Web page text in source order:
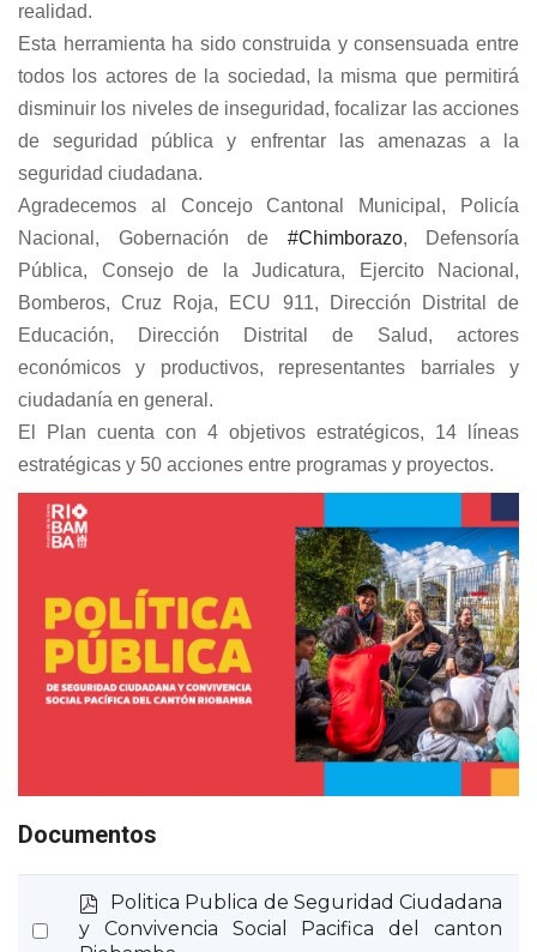
realidad.
Esta herramienta ha sido construida y consensuada entre
todos los actores de la sociedad, la misma que permitirá
disminuir los niveles de inseguridad, focalizar las acciones
de seguridad pública y enfrentar las amenazas a la
seguridad ciudadana.
Agradecemos al Concejo Cantonal Municipal, Policía
Nacional, Gobernación de #Chimborazo, Defensoría
Pública, Consejo de la Judicatura, Ejercito Nacional,
Bomberos, Cruz Roja, ECU 911, Dirección Distrital de
Educación, Dirección Distrital de Salud, actores
económicos y productivos, representantes barriales y
ciudadanía en general.
El Plan cuenta con 4 objetivos estratégicos, 14 líneas
estratégicas y 50 acciones entre programas y proyectos.
Documentos
Select
p
d
Politica Publica de Seguridad Ciudadana
y Convivencia Social Pacifica del canton